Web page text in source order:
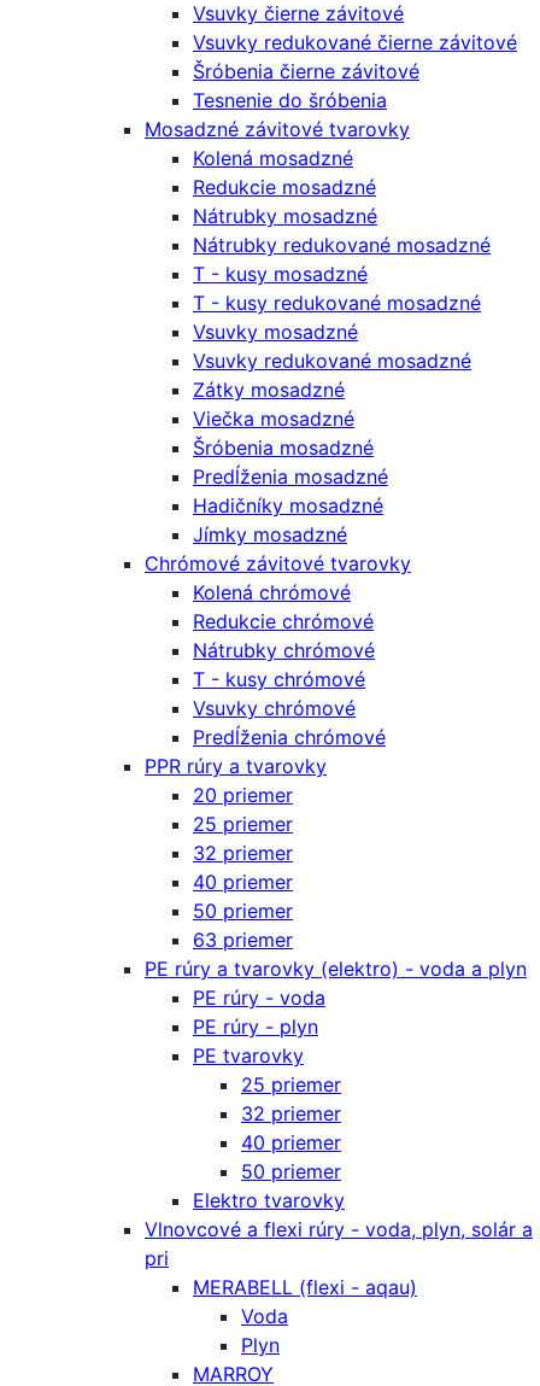
Vsuvky čierne závitové
Vsuvky redukované čierne závitové
Šróbenia čierne závitové
Tesnenie do šróbenia
Mosadzné závitové tvarovky
Kolená mosadzné
Redukcie mosadzné
Nátrubky mosadzné
Nátrubky redukované mosadzné
T - kusy mosadzné
T - kusy redukované mosadzné
Vsuvky mosadzné
Vsuvky redukované mosadzné
Zátky mosadzné
Viečka mosadzné
Šróbenia mosadzné
Predĺženia mosadzné
Hadičníky mosadzné
Jímky mosadzné
Chrómové závitové tvarovky
Kolená chrómové
Redukcie chrómové
Nátrubky chrómové
T - kusy chrómové
Vsuvky chrómové
Predĺženia chrómové
PPR rúry a tvarovky
20 priemer
25 priemer
32 priemer
40 priemer
50 priemer
63 priemer
PE rúry a tvarovky (elektro) - voda a plyn
PE rúry - voda
PE rúry - plyn
PE tvarovky
25 priemer
32 priemer
40 priemer
50 priemer
Elektro tvarovky
Vlnovcové a flexi rúry - voda, plyn, solár a
pri
MERABELL (flexi - aqau)
Voda
Plyn
MARROY